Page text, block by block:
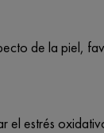
de la piel,
el estrés